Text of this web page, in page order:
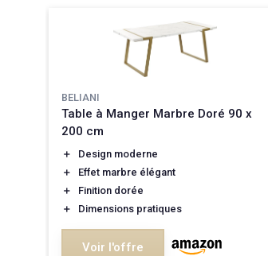
BELIANI
Table à Manger Marbre Doré 90 x
200 cm
＋
Design moderne
＋
Effet marbre élégant
＋
Finition dorée
＋
Dimensions pratiques
Voir l'offre